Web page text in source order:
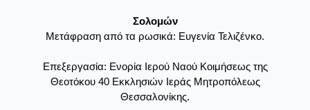
Σολομών
Μετάφραση από τα ρωσικά: Ευγενία Τελιζένκο.
Επεξεργασία: Ενορία Ιερού Ναού Κοιμήσεως της
Θεοτόκου 40 Εκκλησιών Ιεράς Μητροπόλεως
Θεσσαλονίκης.